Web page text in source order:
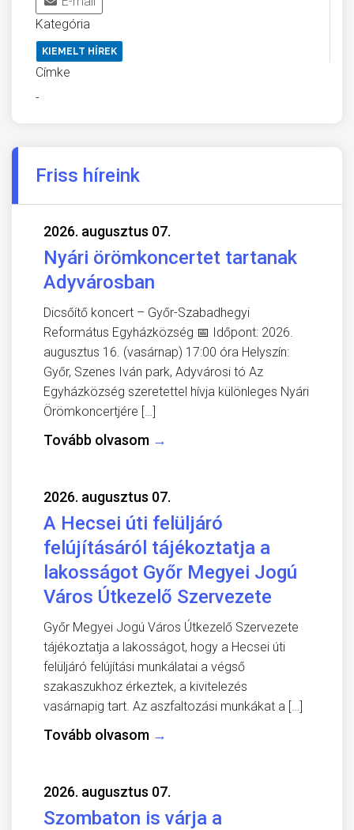
Kategória
KIEMELT HÍREK
Címke
-
Friss híreink
2026. augusztus 07.
Nyári örömkoncertet tartanak
Adyvárosban
Dicsőítő koncert – Győr-Szabadhegyi
Református Egyházközség 📅 Időpont: 2026.
augusztus 16. (vasárnap) 17:00 óra Helyszín:
Győr, Szenes Iván park, Adyvárosi tó Az
Egyházközség szeretettel hívja különleges Nyári
Örömkoncertjére […]
Tovább olvasom →
2026. augusztus 07.
A Hecsei úti felüljáró
felújításáról tájékoztatja a
lakosságot Győr Megyei Jogú
Város Útkezelő Szervezete
Győr Megyei Jogú Város Útkezelő Szervezete
tájékoztatja a lakosságot, hogy a Hecsei úti
felüljáró felújítási munkálatai a végső
szakaszukhoz érkeztek, a kivitelezés
vasárnapig tart. Az aszfaltozási munkákat a […]
Tovább olvasom →
2026. augusztus 07.
Szombaton is várja a